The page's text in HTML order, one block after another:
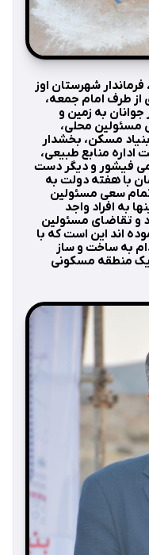
شهرستان اوز
از طرف امام جمعه،
به زمین و
مسئولین محلی،
مسکن، بخشدار
منابع طبیعی،
فیشور و دیگر دست
با هفته دولت به
سعی مسئولین
به افراد واجد
و تقاضای مسئولین
اند این است که با
به ساخت و ساز
یک منطقه مسکونی